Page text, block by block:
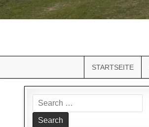
STARTSEITE
Search
for: